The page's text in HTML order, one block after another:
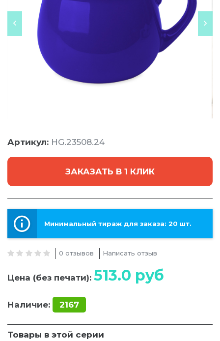
Артикул: HG.23508.24
ЗАКАЗАТЬ В 1 КЛИК
Минимальный тираж для заказа: 20 шт.
0 отзывов Написать отзыв
Цена (без печати): 513.0 руб
Наличие: 2167
Товары в этой серии